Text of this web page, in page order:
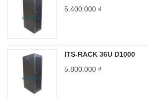
5.400.000 ₫
ITS-RACK 36U D1000
5.800.000 ₫